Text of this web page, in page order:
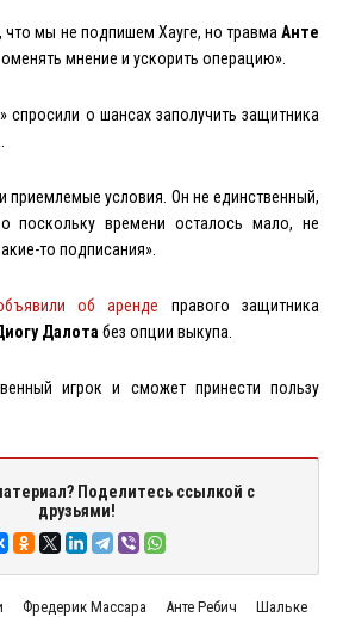
что мы не подпишем Хауге, но травма Анте
мнение и ускорить операцию».
спросили о шансах заполучить защитника
приемлемые условия. Он не единственный,
времени осталось мало, не
то подписания».
об аренде правого защитника
Далота без опции выкупа.
игрок и сможет принести пользу
Поделитесь ссылкой с
друзьями!
Фредерик Массара Анте Ребич
Шальке